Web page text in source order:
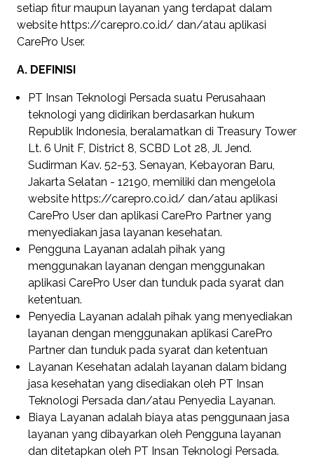
setiap fitur maupun layanan yang terdapat dalam
website https://carepro.co.id/ dan/atau aplikasi
CarePro User.
A. DEFINISI
PT Insan Teknologi Persada suatu Perusahaan
teknologi yang didirikan berdasarkan hukum
Republik Indonesia, beralamatkan di Treasury Tower
Lt. 6 Unit F, District 8, SCBD Lot 28, Jl. Jend.
Sudirman Kav. 52-53, Senayan, Kebayoran Baru,
Jakarta Selatan - 12190, memiliki dan mengelola
website https://carepro.co.id/ dan/atau aplikasi
CarePro User dan aplikasi CarePro Partner yang
menyediakan jasa layanan kesehatan.
Pengguna Layanan adalah pihak yang
menggunakan layanan dengan menggunakan
aplikasi CarePro User dan tunduk pada syarat dan
ketentuan.
Penyedia Layanan adalah pihak yang menyediakan
layanan dengan menggunakan aplikasi CarePro
Partner dan tunduk pada syarat dan ketentuan
Layanan Kesehatan adalah layanan dalam bidang
jasa kesehatan yang disediakan oleh PT Insan
Teknologi Persada dan/atau Penyedia Layanan.
Biaya Layanan adalah biaya atas penggunaan jasa
layanan yang dibayarkan oleh Pengguna layanan
dan ditetapkan oleh PT Insan Teknologi Persada.